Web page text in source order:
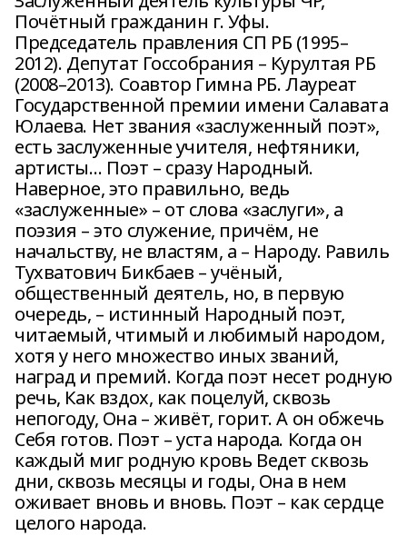
Почётный гражданин г. Уфы.
Председатель правления СП РБ (1995–
2012). Депутат Госсобрания – Курултая РБ
(2008–2013). Соавтор Гимна РБ. Лауреат
Государственной премии имени Салавата
Юлаева. Нет звания «заслуженный поэт»,
есть заслуженные учителя, нефтяники,
артисты… Поэт – сразу Народный.
Наверное, это правильно, ведь
«заслуженные» – от слова «заслуги», а
поэзия – это служение, причём, не
начальству, не властям, а – Народу. Равиль
Тухватович Бикбаев – учёный,
общественный деятель, но, в первую
очередь, – истинный Народный поэт,
читаемый, чтимый и любимый народом,
хотя у него множество иных званий,
наград и премий. Когда поэт несет родную
речь, Как вздох, как поцелуй, сквозь
непогоду, Она – живёт, горит. А он обжечь
Себя готов. Поэт – уста народа. Когда он
каждый миг родную кровь Ведет сквозь
дни, сквозь месяцы и годы, Она в нем
оживает вновь и вновь. Поэт – как сердце
целого народа.